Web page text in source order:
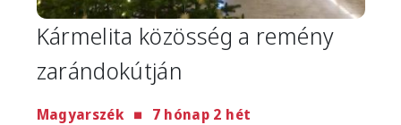
Kármelita közösség a remény
zarándokútján
Magyarszék 7 hónap 2 hét